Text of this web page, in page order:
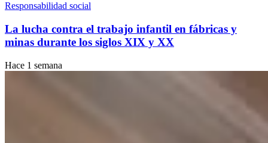
Responsabilidad social
La lucha contra el trabajo infantil en fábricas y
minas durante los siglos XIX y XX
Hace 1 semana